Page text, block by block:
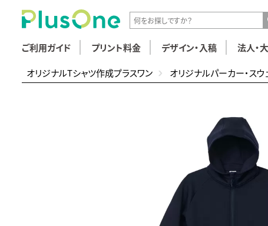
ご利用ガイド プリント料金 デザイン・入稿 法人・
オリジナルTシャツ作成プラスワン オリジナルパーカー・スウ